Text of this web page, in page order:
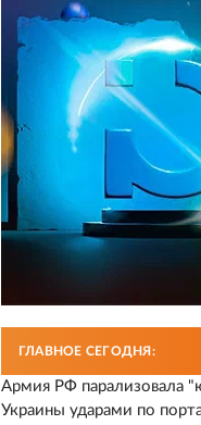
ГЛАВНОЕ СЕГОДНЯ:
Армия РФ парализовала
Украины ударами по